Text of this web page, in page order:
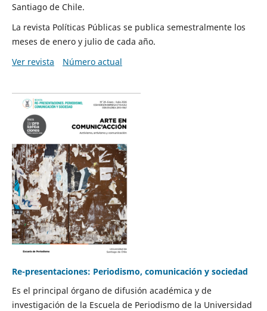
Santiago de Chile.
La revista Políticas Públicas se publica semestralmente los
meses de enero y julio de cada año.
Ver revista
Número actual
Re-presentaciones: Periodismo, comunicación y sociedad
Es el principal órgano de difusión académica y de
investigación de la Escuela de Periodismo de la Universidad